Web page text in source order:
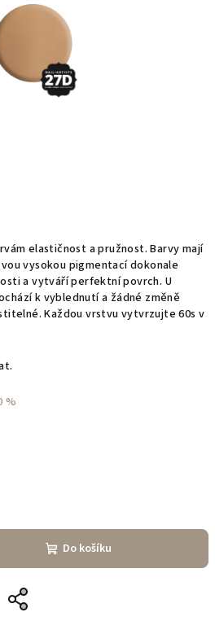
elastičnost a pružnost. Barvy mají
vysokou pigmentací dokonale
a vytváří perfektní povrch. U
k vyblednutí a žádné změně
Každou vrstvu vytvrzujte 60s v
%
Do košíku